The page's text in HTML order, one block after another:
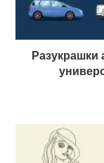
Разукрашки